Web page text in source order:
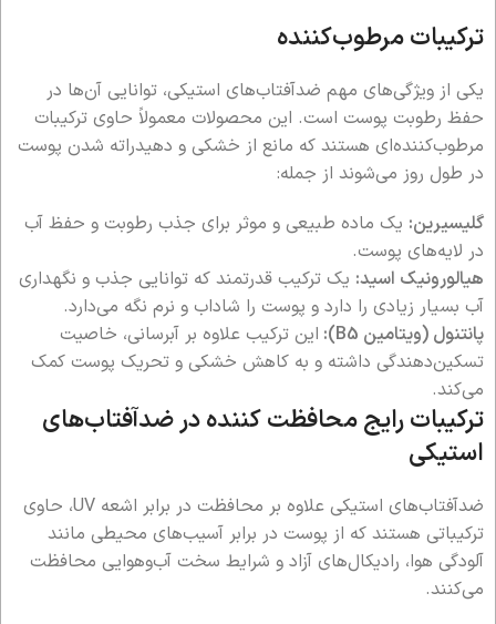
ترکیبات مرطوب‌کننده
یکی از ویژگی‌های مهم ضدآفتاب‌های استیکی، توانایی آن‌ها در
حفظ رطوبت پوست است. این محصولات معمولاً حاوی ترکیبات
مرطوب‌کننده‌ای هستند که مانع از خشکی و دهیدراته شدن پوست
در طول روز می‌شوند از جمله:
گلیسیرین: یک ماده طبیعی و موثر برای جذب رطوبت و حفظ آب
در لایه‌های پوست.
هیالورونیک اسید: یک ترکیب قدرتمند که توانایی جذب و نگهداری
آب بسیار زیادی را دارد و پوست را شاداب و نرم نگه می‌دارد.
پانتنول (ویتامین B5):
این ترکیب علاوه بر آبرسانی، خاصیت
تسکین‌دهندگی داشته و به کاهش خشکی و تحریک پوست کمک
می‌کند.
ترکیبات رایج محافظت کننده در ضدآفتاب‌های
استیکی
ضدآفتاب‌های استیکی علاوه بر محافظت در برابر اشعه UV، حاوی
ترکیباتی هستند که از پوست در برابر آسیب‌های محیطی مانند
آلودگی هوا، رادیکال‌های آزاد و شرایط سخت آب‌وهوایی محافظت
می‌کنند.